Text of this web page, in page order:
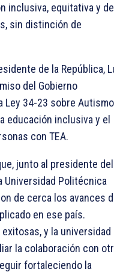
inclusiva, equitativa y de
sin distinción de
de la República,
del Gobierno
Ley 34-23 sobre
educación inclusiva y el
con TEA.
junto al presidente del
Universidad Politécnica
de cerca los avances
en ese país.
y la universidad
la colaboración con
fortaleciendo la